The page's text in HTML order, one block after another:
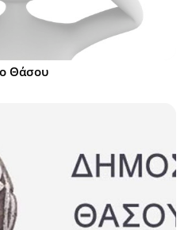
Θάσου